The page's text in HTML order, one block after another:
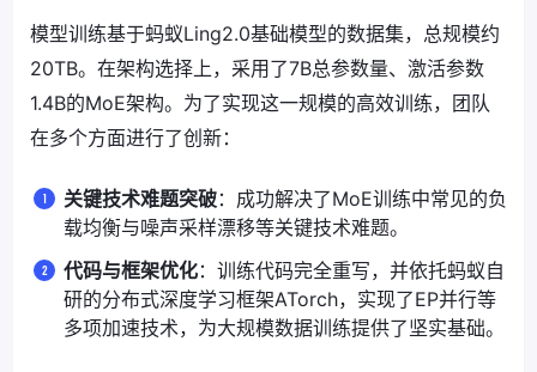
模型训练基于蚂蚁Ling2.0基础模型的数据集，总规模约
20TB。在架构选择上，采用了7B总参数量、激活参数
1.4B的MoE架构。为了实现这一规模的高效训练，团队
在多个方面进行了创新：
关键技术难题突破：成功解决了MoE训练中常见的负
载均衡与噪声采样漂移等关键技术难题。
代码与框架优化：训练代码完全重写，并依托蚂蚁自
研的分布式深度学习框架ATorch，实现了EP并行等
多项加速技术，为大规模数据训练提供了坚实基础。